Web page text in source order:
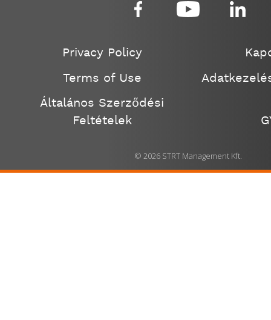
Privacy Policy
Terms of Use
Általános Szerződési
Feltételek
© 2026 STRT Management Kft.